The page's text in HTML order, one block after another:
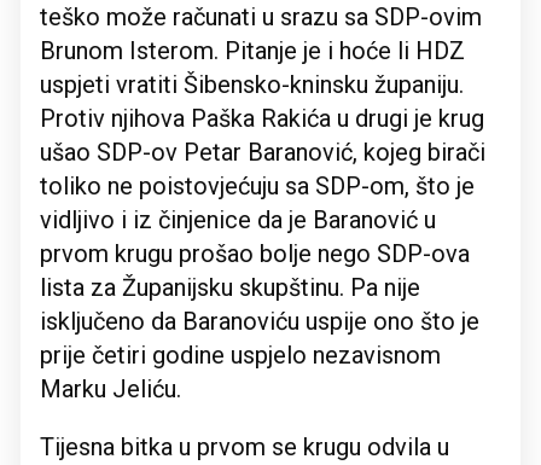
teško može računati u srazu sa SDP-ovim
Brunom Isterom. Pitanje je i hoće li HDZ
uspjeti vratiti Šibensko-kninsku županiju.
Protiv njihova Paška Rakića u drugi je krug
ušao SDP-ov Petar Baranović, kojeg birači
toliko ne poistovjećuju sa SDP-om, što je
vidljivo i iz činjenice da je Baranović u
prvom krugu prošao bolje nego SDP-ova
lista za Županijsku skupštinu. Pa nije
isključeno da Baranoviću uspije ono što je
prije četiri godine uspjelo nezavisnom
Marku Jeliću.
Tijesna bitka u prvom se krugu odvila u